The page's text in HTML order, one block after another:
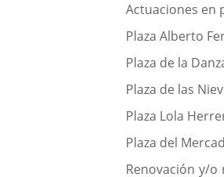
Actuaciones en
Plaza Alberto
Plaza de la
Plaza de las
Plaza Lola
Plaza del
Renovación y/